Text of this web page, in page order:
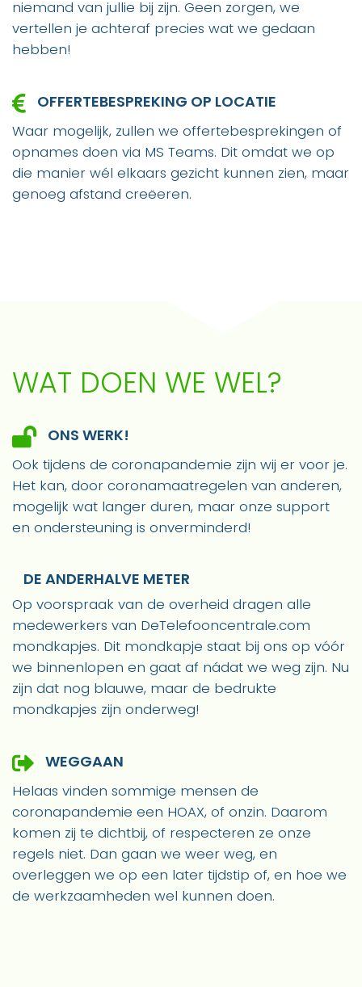
niemand van jullie bij zijn. Geen zorgen, we
vertellen je achteraf precies wat we gedaan
hebben!
OFFERTEBESPREKING OP LOCATIE
Waar mogelijk, zullen we offertebesprekingen of
opnames doen via MS Teams. Dit omdat we op
die manier wél elkaars gezicht kunnen zien, maar
genoeg afstand creëeren.
WAT DOEN WE WEL?
ONS WERK!
Ook tijdens de coronapandemie zijn wij er voor je.
Het kan, door coronamaatregelen van anderen,
mogelijk wat langer duren, maar onze support
en ondersteuning is onverminderd!
DE ANDERHALVE METER
Op voorspraak van de overheid dragen alle
medewerkers van DeTelefooncentrale.com
mondkapjes. Dit mondkapje staat bij ons op vóór
we binnenlopen en gaat af nádat we weg zijn. Nu
zijn dat nog blauwe, maar de bedrukte
mondkapjes zijn onderweg!
WEGGAAN
Helaas vinden sommige mensen de
coronapandemie een HOAX, of onzin. Daarom
komen zij te dichtbij, of respecteren ze onze
regels niet. Dan gaan we weer weg, en
overleggen we op een later tijdstip of, en hoe we
de werkzaamheden wel kunnen doen.